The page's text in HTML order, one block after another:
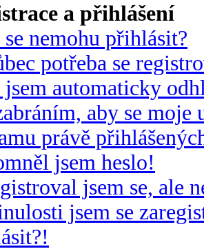
a přihlášení
se nemohu přihlásit?
potřeba se
jsem automaticky
aby se
právě
jsem heslo!
jsem se, ale
jsem se